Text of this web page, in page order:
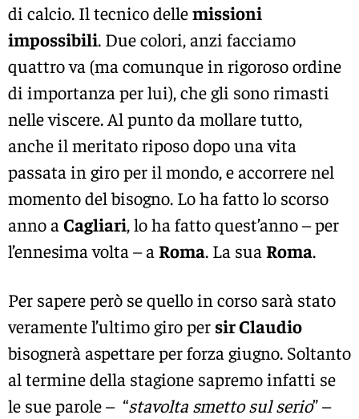
di calcio. Il tecnico dellemissioni
impossibili. Due colori, anzi facciamo
quattro va (ma comunque in rigoroso ordine
di importanza per lui), che gli sono rimasti
nelle viscere. Al punto da mollare tutto,
anche il meritato riposo dopo una vita
passata in giro per il mondo, e accorrere nel
momento del bisogno. Lo ha fatto lo scorso
anno a Cagliari, lo ha fatto quest’anno – per
l’ennesima volta – a Roma. La sua Roma.
Per sapere però se quello in corso sarà stato
veramente l’ultimo giro per sir Claudio
bisognerà aspettare per forza giugno. Soltanto
al termine della stagione sapremo infatti se
le sue parole – “stavolta smetto sul serio” –